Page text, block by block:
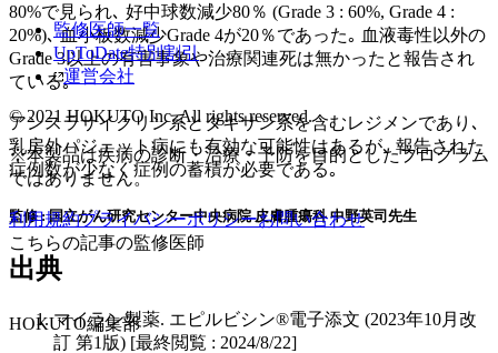
監修医師一覧
UpToDate特別割引
運営会社
© 2021 HOKUTO Inc. All rights reserved.
※本製品は疾病の診断・治療・予防を目的としたプログラム
ではありません。
利用規約プライバシーポリシーお問い合わせ
こちらの記事の監修医師
HOKUTO編集部
80%で見られ､ 好中球数減少80％ (Grade 3 : 60%, Grade 4 :
20%)､ 血小板数減少Grade 4が20％であった｡ 血液毒性以外の
Grade 3以上の有害事象や治療関連死は無かったと報告され
ている｡
アンスラサイクリン系とタキサン系を含むレジメンであり､
乳房外パジェット病にも有効な可能性はあるが､ 報告された
症例数が少なく症例の蓄積が必要である｡
監修 : 国立がん研究センター中央病院 皮膚腫瘍科 中野英司先生
出典
マイラン製薬. エピルビシン®電子添文 (2023年10月改
訂 第1版) [最終閲覧 : 2024/8/22]